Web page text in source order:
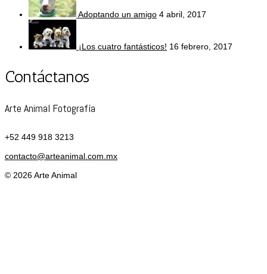
Adoptando un amigo 4 abril, 2017
¡Los cuatro fantásticos! 16 febrero, 2017
Contáctanos
Arte Animal Fotografía
+52 449 918 3213
contacto@arteanimal.com.mx
© 2026 Arte Animal